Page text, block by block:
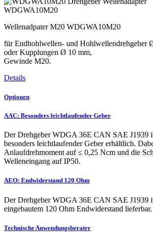
WDGWA10M20
Wellenadpater M20 WDGWA10M20
für Endhohlwellen- und Hohlwellendrehgeber
oder Kupplungen Ø 10 mm,
Gewinde M20.
Details
Optionen
AAC: Besonders leichtlaufender Geber
Der Drehgeber WDGA 36E CAN SAE J1939
besonders leichtlaufender Geber erhältlich.
Anlaufdrehmoment auf ≤ 0,25 Ncm und die
Welleneingang auf IP50.
AEO: Endwiderstand 120 Ohm
Der Drehgeber WDGA 36E CAN SAE J1939
eingebautem 120 Ohm Endwiderstand lieferbar.
Technische Anwendungsberater